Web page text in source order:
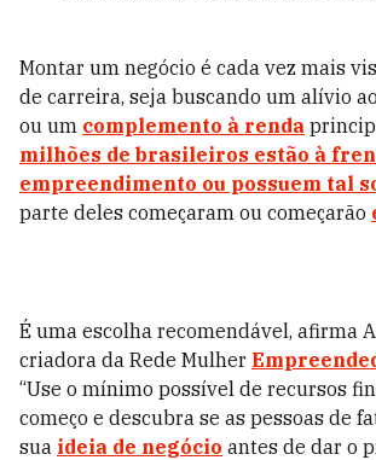
Montar um negócio é cada vez mais
de carreira, seja buscando um alívio
ou um complemento à renda
milhões de brasileiros estão à
empreendimento ou possuem tal
parte deles começaram ou começarão
É uma escolha recomendável, afirma
criadora da Rede Mulher
“Use o mínimo possível de recursos
começo e descubra se as pessoas de
sua ideia de negócio antes de dar o